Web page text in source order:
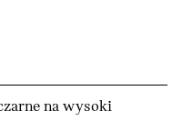
na wysoki